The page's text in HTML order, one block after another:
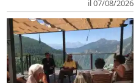
il 07/08/2026